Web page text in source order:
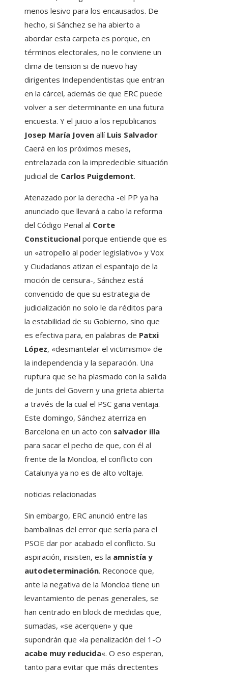
menos lesivo para los encausados. De
hecho, si Sánchez se ha abierto a
abordar esta carpeta es porque, en
términos electorales, no le conviene un
clima de tension si de nuevo hay
dirigentes Independentistas que entran
en la cárcel, además de que ERC puede
volver a ser determinante en una futura
encuesta. Y el juicio a los republicanos
Josep María Joven allí Luis Salvador
Caerá en los próximos meses,
entrelazada con la impredecible situación
judicial de Carlos Puigdemont.
Atenazado por la derecha -el PP ya ha
anunciado que llevará a cabo la reforma
del Código Penal al Corte
Constitucional porque entiende que es
un «atropello al poder legislativo» y Vox
y Ciudadanos atizan el espantajo de la
moción de censura-, Sánchez está
convencido de que su estrategia de
judicialización no solo le da réditos para
la estabilidad de su Gobierno, sino que
es efectiva para, en palabras de Patxi
López, «desmantelar el victimismo» de
la independencia y la separación. Una
ruptura que se ha plasmado con la salida
de Junts del Govern y una grieta abierta
a través de la cual el PSC gana ventaja.
Este domingo, Sánchez aterriza en
Barcelona en un acto con salvador illa
para sacar el pecho de que, con él al
frente de la Moncloa, el conflicto con
Catalunya ya no es de alto voltaje.
noticias relacionadas
Sin embargo, ERC anunció entre las
bambalinas del error que sería para el
PSOE dar por acabado el conflicto. Su
aspiración, insisten, es la amnistía y
autodeterminación. Reconoce que,
ante la negativa de la Moncloa tiene un
levantamiento de penas generales, se
han centrado en block de medidas que,
sumadas, «se acerquen» y que
supondrán que «la penalización del 1-O
acabe muy reducida«. O eso esperan,
tanto para evitar que más directentes